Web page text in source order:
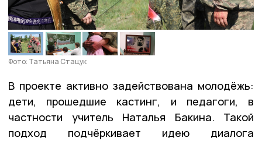
Фото: Татьяна Стацук
В проекте активно задействована молодёжь:
дети, прошедшие кастинг, и педагоги, в
частности учитель Наталья Бакина. Такой
подход подчёркивает идею диалога